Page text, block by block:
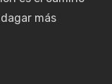
más